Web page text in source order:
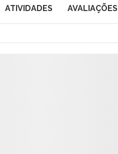
ATIVIDADES AVALIAÇÕES